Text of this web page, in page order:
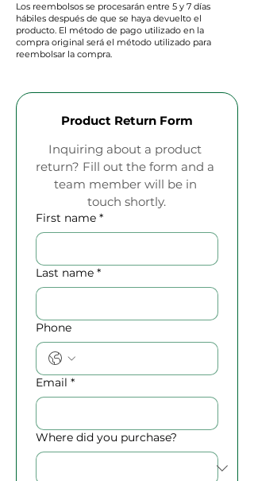
Los reembolsos se procesarán entre 5 y 7 días
hábiles después de que se haya devuelto el
producto. El método de pago utilizado en la
compra original será el método utilizado para
reembolsar la compra.
Product Return Form
Inquiring about a product
return? Fill out the form and a
team member will be in
touch shortly.
First name *
Last name *
Phone
Email *
Where did you purchase?